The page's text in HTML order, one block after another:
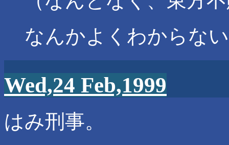
なんかよくわからな
Wed,24 Feb,1999
はみ刑事。